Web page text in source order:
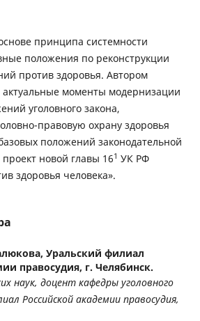
принципа системности
положения по реконструкции
против здоровья. Автором
моменты модернизации
уголовного закона,
правовую охрану здоровья
положений законодательной
новой главы 161 УК РФ
здоровья человека».
Уральский филиал
правосудия, г. Челябинск.
наук, доцент кафедры уголовного
Российской академии правосудия,